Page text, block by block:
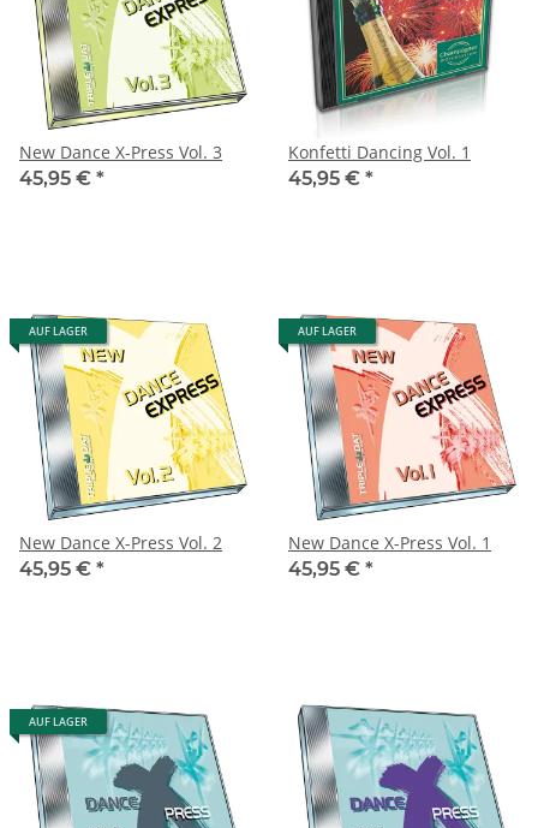
New Dance X-Press Vol. 3
45,95 € *
Konfetti Dancing Vol. 1
45,95 € *
AUF LAGER
New Dance X-Press Vol. 2
45,95 € *
AUF LAGER
New Dance X-Press Vol. 1
45,95 € *
AUF LAGER